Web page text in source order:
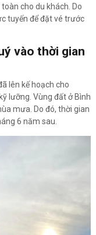
cho du khách. Do
tuyến để đặt vé trước
vào thời gian
lên kế hoạch cho
lưỡng. Vùng đất ở Bình
mưa. Do đó, thời gian
6 năm sau.